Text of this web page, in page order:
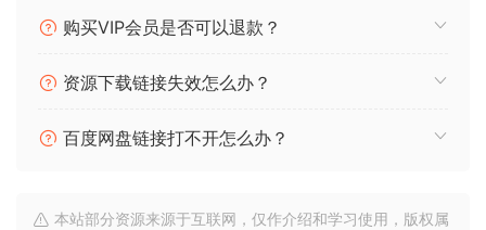
recording an actual guitar cabinet at high volumes with a
microphone.
64-bit: (VST3, AAX)
Visual Studio 2015-2022
购买VIP会员是否可以退款？
资源下载链接失效怎么办？
百度网盘链接打不开怎么办？
本站部分资源来源于互联网，仅作介绍和学习使用，版权属